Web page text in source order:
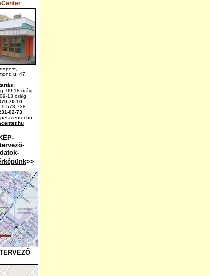
u. 47.
09-18 óráig
13 óráig
70-10
9-578-738
02-73
>>